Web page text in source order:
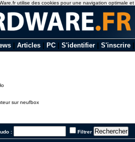
Articles PC S'identifier S'inscrire
sur neufbox
: Filtrer
utilise des cookies pour une navigation optimale